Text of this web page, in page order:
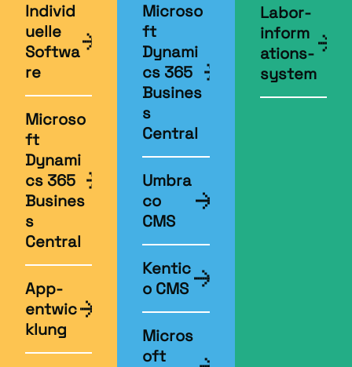
Individ
uelle
Softwa
re
Microso
ft
Dynami
cs 365
Busines
s
Central
App­
entwic
klung
Microso
ft
Dynami
cs 365
Busines
s
Central
Umbra
co
CMS
Kentic
o CMS
Micros
oft
Labor­
inform
ations­
system